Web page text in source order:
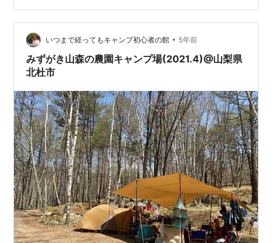
西側サイト 西湖自由キャンプ場【利用料金】 利用料金
宿泊区画料金 デイキャンプ区画料金 宿泊駐車料金 デイ
キャンプ駐車料金 西湖自由キャンプ場【設備】 炊事場
トイレ 灰捨て場 西湖自由キャンプ場【アクセス】 西湖
自由キャンプ場【ロケー…
いつまで経ってもキャンプ初心者の館 • 5年前
みずがき山森の農園キャンプ場(2021.4)@山梨県
北杜市